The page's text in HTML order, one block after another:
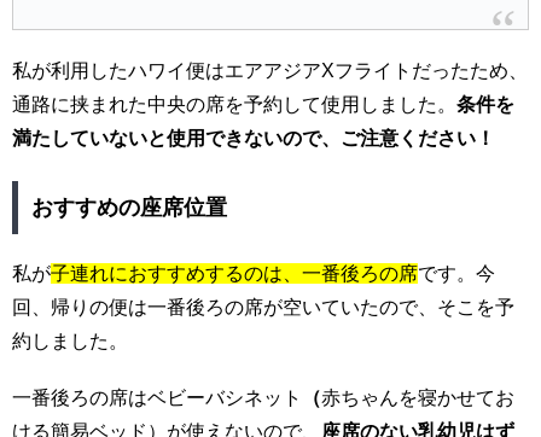
私が利用したハワイ便はエアアジアXフライトだったため、
通路に挟まれた中央の席を予約して使用しました。 条件を
満たしていないと使用できないので、ご注意ください！
おすすめの座席位置
私が子連れにおすすめするのは、一番後ろの席です。今
回、帰りの便は一番後ろの席が空いていたので、そこを予
約しました。
一番後ろの席はベビーバシネット （赤ちゃんを寝かせてお
ける簡易ベッド）が使えないので、 座席のない乳幼児はず